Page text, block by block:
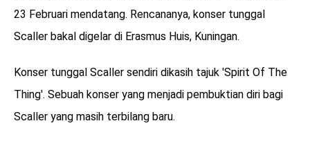
23 Februari mendatang. Rencananya, konser tunggal
Scaller bakal digelar di Erasmus Huis, Kuningan.
Konser tunggal Scaller sendiri dikasih tajuk 'Spirit Of The
Thing'. Sebuah konser yang menjadi pembuktian diri bagi
Scaller yang masih terbilang baru.